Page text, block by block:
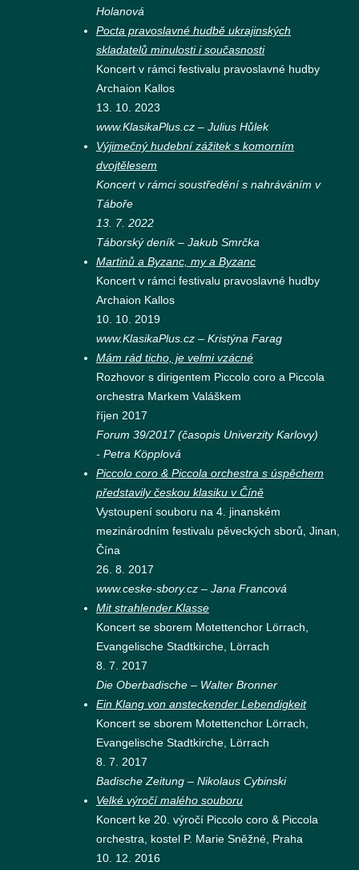
Holanová
Pocta pravoslavné hudbě ukrajinských
skladatelů minulosti i současnosti
Koncert v rámci festivalu pravoslavné hudby
Archaion Kallos
13. 10. 2023
www.KlasikaPlus.cz – Julius Hůlek
Výjimečný hudební zážitek s komorním
dvojtělesem
Koncert v rámci soustředění s nahráváním v
Táboře
13. 7. 2022
Táborský deník – Jakub Smrčka
Martinů a Byzanc, my a Byzanc
Koncert v rámci festivalu pravoslavné hudby
Archaion Kallos
10. 10. 2019
www.KlasikaPlus.cz – Kristýna Farag
Mám rád ticho, je velmi vzácné
Rozhovor s dirigentem Piccolo coro a Piccola
orchestra Markem Valáškem
říjen 2017
Forum 39/2017 (časopis Univerzity Karlovy)
- Petra Köpplová
Piccolo coro & Piccola orchestra s úspěchem
představily českou klasiku v Číně
Vystoupení souboru na 4. jinanském
mezinárodním festivalu pěveckých sborů, Jinan,
Čína
26. 8. 2017
www.ceske-sbory.cz – Jana Francová
Mit strahlender Klasse
Koncert se sborem Motettenchor Lörrach,
Evangelische Stadtkirche, Lörrach
8. 7. 2017
Die Oberbadische – Walter Bronner
Ein Klang von ansteckender Lebendigkeit
Koncert se sborem Motettenchor Lörrach,
Evangelische Stadtkirche, Lörrach
8. 7. 2017
Badische Zeitung – Nikolaus Cybinski
Velké výročí malého souboru
Koncert ke 20. výročí Piccolo coro & Piccola
orchestra, kostel P. Marie Sněžné, Praha
10. 12. 2016